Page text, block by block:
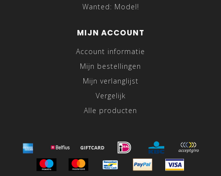
Wanted: Model!
MIJN ACCOUNT
Account informatie
Mijn bestellingen
Mijn verlanglijst
Vergelijk
Alle producten